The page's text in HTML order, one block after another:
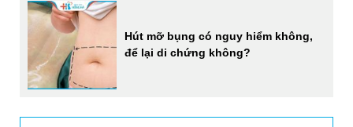
Hút mỡ bụng có nguy hiểm không,
để lại di chứng không?